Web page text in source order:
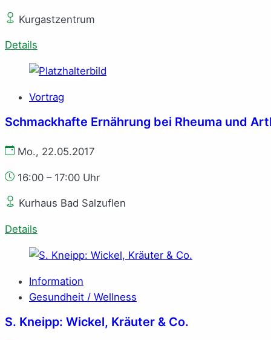
Kurgastzentrum
Details
Vortrag
Schmackhafte Ernährung bei Rheuma und
Mo., 22.05.2017
16:00 – 17:00 Uhr
Kurhaus Bad Salzuflen
Details
Information
Gesundheit / Wellness
S. Kneipp: Wickel, Kräuter & Co.